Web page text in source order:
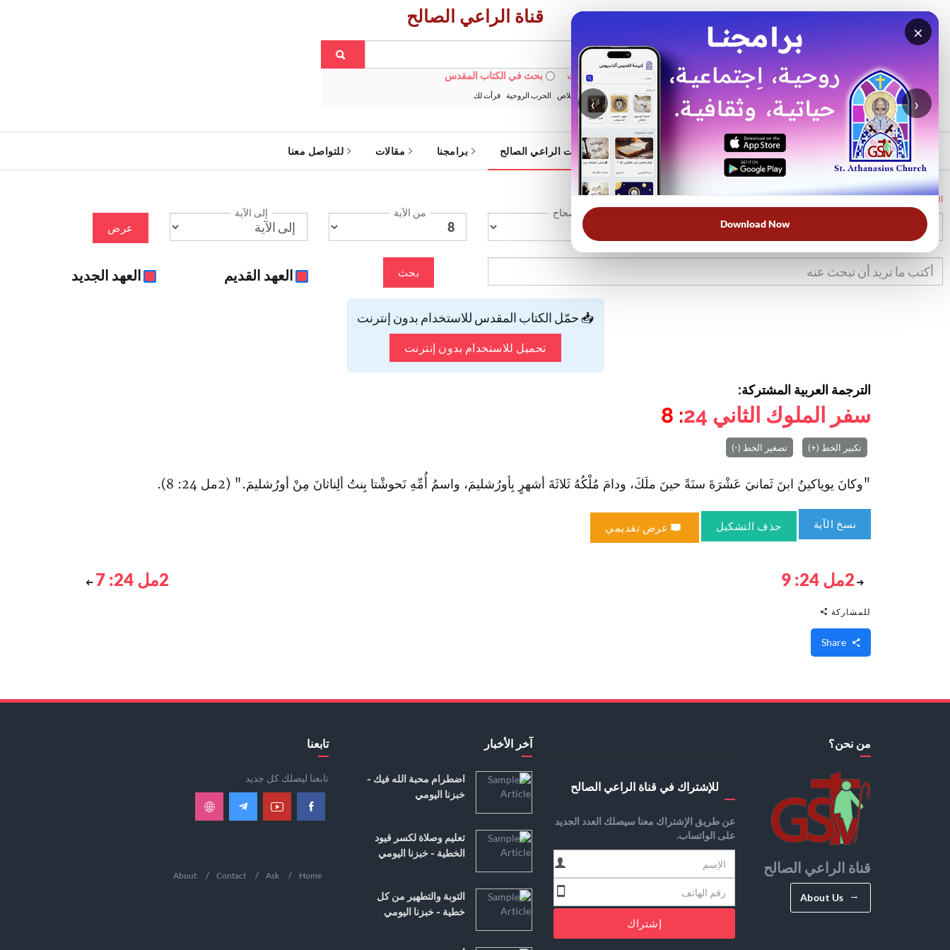
×
‹ ›
Download Now
قناة الراعي الصالح
بحث في الويبسايت بحث في الكتاب المقدس
الأكثر بحثًا: خبزنا اليومي الخلاص الحرب الروحية قرأت لك
الرئيسية خدمات الراعي الصالح برامجنا مقالات للتواصل معنا
الرئيسية
الإصحاح من الآية إلى الآية
عرض
بحث العهد القديم العهد الجديد
📥 حمّل الكتاب المقدس للاستخدام بدون إنترنت
تحميل للاستخدام بدون إنترنت
الترجمة العربية المشتركة:
سفر الملوك الثاني 24
: 8
تكبير الخط (+) تصغير الخط (-)
"وكانَ يوياكينُ ا‏بنَ ثَمانيَ عَشْرَةَ سنَةً حينَ ملَكَ، ودامَ مُلْكُهُ ثَلاثَةَ أشهرٍ بِأورُشليمَ، وا‏سمُ أُمِّهِ نَحوشْتا بِنتُ ألِناثانَ مِنْ أورُشليمَ." (2مل 24: 8).
نسخ الآية حذف التشكيل عرض تقديمي
2مل 24: 9 2مل 24: 7
للمشاركة
من نحن؟
قناة الراعي الصالح
About Us
للإشتراك في قناة الراعي الصالح
عن طريق الإشتراك معنا سيصلك العدد الجديد
على الواتساب.
إشتراك
آخر الأخبار
اضطرام محبة الله فيك -
خبزنا اليومي
تعليم وصلاة لكسر قيود
الخطية - خبزنا اليومي
التوبة والتطهير من كل
خطية - خبزنا اليومي
تابعنا
تابعنا ليصلك كل جديد
Home
Ask
Contact
About